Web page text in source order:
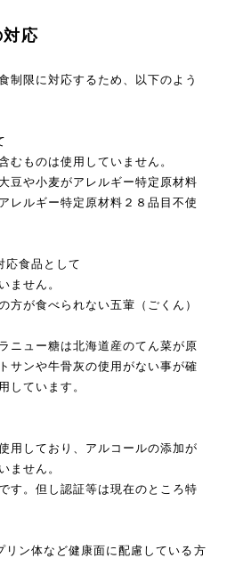
対応
制限に対応するため、以下のよう
ものは使用していません。
豆や小麦がアレルギー特定原材料
レルギー特定原材料２８品目不使
応食品として
ません。
が食べられない五葷（ごくん）
ニュー糖は北海道産のてん菜が原
サンや牛骨灰の使用がない事が確
しています。
用しており、アルコールの添加が
ません。
す。但し認証等は現在のところ特
ン体など健康面に配慮している方